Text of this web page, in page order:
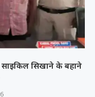
साइकिल सिखाने के बहाने